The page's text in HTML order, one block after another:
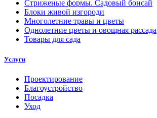
Стриженые формы. Садовый бонсай
Блоки живой изгороди
Многолетние травы и цветы
Однолетние цветы и овощная рассада
Товары для сада
Услуги
Проектирование
Благоустройство
Посадка
Уход